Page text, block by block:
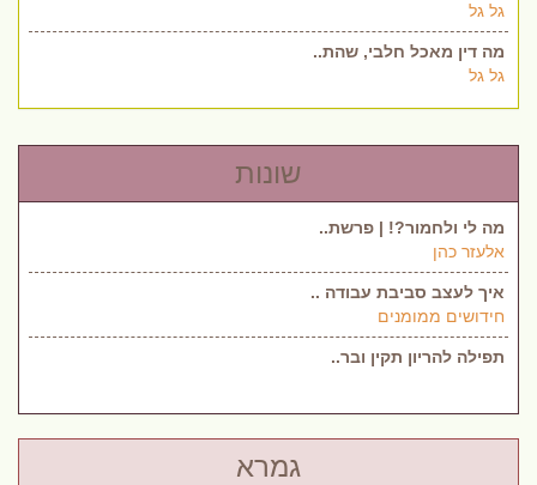
גל גל
מה דין מאכל חלבי, שהת..
גל גל
שונות
מה לי ולחמור?! | פרשת..
אלעזר כהן
איך לעצב סביבת עבודה ..
חידושים ממומנים
תפילה להריון תקין ובר..
גמרא